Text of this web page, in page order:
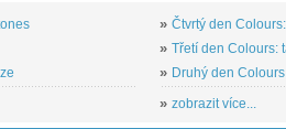
» Čtvrtý den
» Třetí den Colours:
» Druhý den
» zobrazit více...